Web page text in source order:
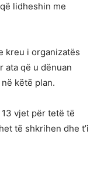
lidheshin me
kreu i organizatës
ata që u dënuan
këtë plan.
vjet për tetë të
të shkrihen dhe t’i